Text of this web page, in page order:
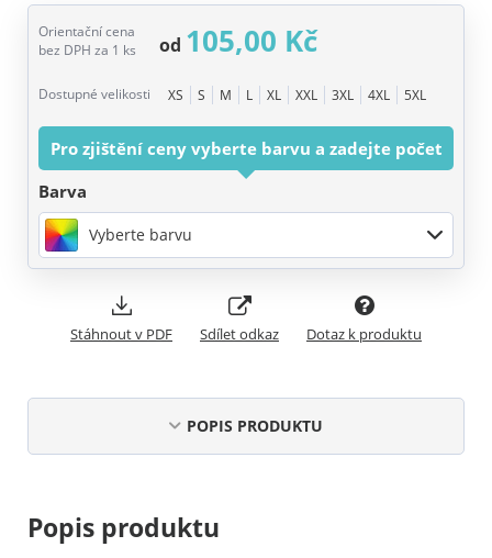
Orientační cena
bez DPH za 1 ks
od 105,00 Kč
Dostupné velikosti XS S M L XL XXL 3XL 4XL 5XL
Pro zjištění ceny vyberte barvu a zadejte počet
Barva
Vyberte barvu
Stáhnout v PDF Sdílet odkaz Dotaz k produktu
POPIS PRODUKTU
Popis produktu